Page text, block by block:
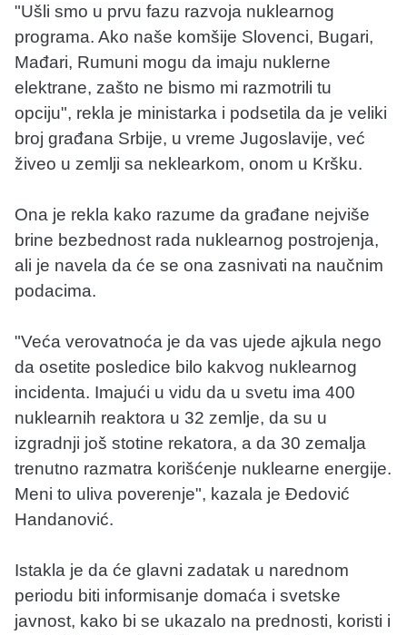
"Ušli smo u prvu fazu razvoja nuklearnog
programa. Ako naše komšije Slovenci, Bugari,
Mađari, Rumuni mogu da imaju nuklerne
elektrane, zašto ne bismo mi razmotrili tu
opciju", rekla je ministarka i podsetila da je veliki
broj građana Srbije, u vreme Jugoslavije, već
živeo u zemlji sa neklearkom, onom u Kršku.
Ona je rekla kako razume da građane nejviše
brine bezbednost rada nuklearnog postrojenja,
ali je navela da će se ona zasnivati na naučnim
podacima.
"Veća verovatnoća je da vas ujede ajkula nego
da osetite posledice bilo kakvog nuklearnog
incidenta. Imajući u vidu da u svetu ima 400
nuklearnih reaktora u 32 zemlje, da su u
izgradnji još stotine rekatora, a da 30 zemalja
trenutno razmatra korišćenje nuklearne energije.
Meni to uliva poverenje", kazala je Đedović
Handanović.
Istakla je da će glavni zadatak u narednom
periodu biti informisanje domaća i svetske
javnost, kako bi se ukazalo na prednosti, koristi i